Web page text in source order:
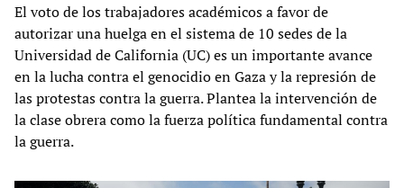
El voto de los trabajadores académicos a favor de
autorizar una huelga en el sistema de 10 sedes de la
Universidad de California (UC) es un importante avance
en la lucha contra el genocidio en Gaza y la represión de
las protestas contra la guerra. Plantea la intervención de
la clase obrera como la fuerza política fundamental contra
la guerra.